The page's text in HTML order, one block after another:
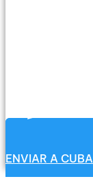
ENVIAR A CUBA